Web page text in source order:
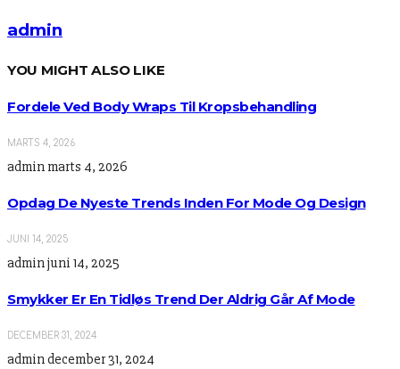
admin
YOU MIGHT ALSO LIKE
Fordele Ved Body Wraps Til Kropsbehandling
MARTS 4, 2026
admin marts 4, 2026
Opdag De Nyeste Trends Inden For Mode Og Design
JUNI 14, 2025
adminjuni 14, 2025
Smykker Er En Tidløs Trend Der Aldrig Går Af Mode
DECEMBER 31, 2024
admindecember 31, 2024